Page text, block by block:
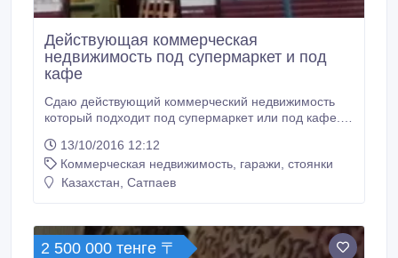
Действующая коммерческая
недвижимость под супермаркет и под
кафе
Сдаю действующий коммерческий недвижимость
который подходит под супермаркет или под кафе.
13/10/2016 12:12
Коммерческая недвижимость, гаражи, стоянки
Казахстан, Сатпаев
2 500 000 тенге 〒